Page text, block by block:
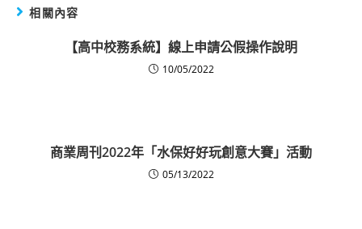
相關內容
【高中校務系統】線上申請公假操作說明
10/05/2022
商業周刊2022年「水保好好玩創意大賽」活動
05/13/2022